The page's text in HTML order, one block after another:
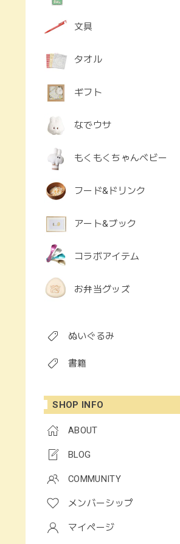
文具
タオル
ギフト
なでウサ
もくもくちゃんベビー
フード&ドリンク
アート&ブック
コラボアイテム
お弁当グッズ
ぬいぐるみ
書籍
SHOP INFO
ABOUT
BLOG
COMMUNITY
メンバーシップ
マイページ